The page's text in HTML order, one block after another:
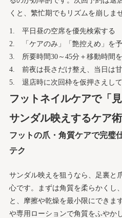
くと、繁忙期でもリズムを崩しませ
平日昼の空席を優先検索する
「ケアのみ」「艶控えめ」を
所要時間30～45分＋移動時間
前夜は長さだけ整え、当日は
退店時に次回枠を仮押さえし
フットネイルケアで「
サンダル映えするケア術
フットの爪・角質ケアで完璧
テク
サンダル映えを狙うなら、足裏と
心です。まずは角質を柔らかくし
と、摩擦や乾燥を最小限にできま
や専用ローションで角質をふやか